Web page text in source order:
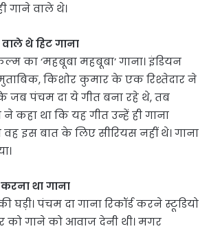
गाने वाले थे।
थे हिट गाना
का ‘महबूबा महबूबा’ गाना। इंडियन
किशोर कुमार के एक रिश्तेदार ने
जब पंचम दा ये गीत बना रहे थे, तब
कहा था कि यह गीत उन्हें ही गाना
वह इस बात के लिए सीरियस नहीं थे। गाना
था गाना
घड़ी। पंचम दा गाना रिकॉर्ड करने स्टूडियो
को गाने को आवाज देनी थी। मगर